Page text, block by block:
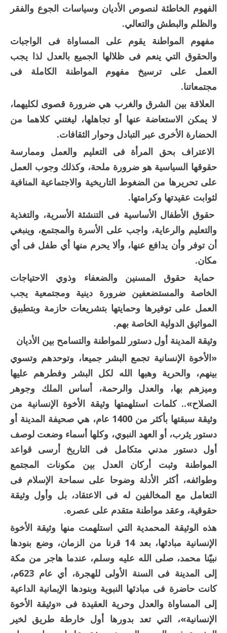
الفهوم الخاطئة لنصوص الأديان وسياسات الجوع والفقر
والظلم والبطش والتعالي.
مفهوم المواطنة يقوم على المساواة فى الواجبات
والحقوق التي ينعم فى ظلالها الجميع بالعدل لذا يجب
العمل على ترسيخ مفهوم المواطنة الكاملة فى
مجتمعاتنا.
العلاقة بين الشرق والغرب هي ضرورة قصوى لكليهما،
لا يمكن الاستعاضة عنها أو تجاهلها، ليغتني كلاهما من
الحضارة الأخرى عبر التبادل وحوار الثقافات.
الاعتراف بحق المرأة فى التعليم والعمل وممارسة
حقوقها السياسية هو ضرورة ملحة، وكذلك وجوب العمل
على تحريرها من الضغوط التاريخية والاجتماعية المنافية
لثوابت عقيدتها وكرامتها.
حقوق الأطفال الأساسية فى التنشئة الأسرية، والتغذية
والتعليم والرعاية، واجب على الأسرة والمجتمع، وينبغي
أن توفر وأن يدافع عنها، وألا يحرم منها أي طفل فى أي
مكان.
حماية حقوق المسنين والضعفاء وذوي الاحتياجات
الخاصة والمستضعفين ضرورة دينية ومجتمعية يجب
العمل على توفيرها وحمايتها بتشريعات حازمة وبتطبيق
المواثيق الدولية الخاصة بهم.
وثيقة المدينة أول دستور للمواطنة والتسامح بين الأديان
«الأخوة الإنسانية تجمع البشر جميعا، وتوحدهم وتسوي
بينهم، والحرية وهبها الله لكل البشر وفطرهم عليها
وميزهم بها، والعدل والرحمة، أساس الملك وجوهر
الصلاح».. كلمات استلهمتها وثيقة الأخوة الإنسانية من
وثيقة سبقتها بأكثر من 1400 عام، هي صحيفة المدينة أو
دستور يثرب، أو العهد النبوي، وكلها أسماء وضعت لوصف
أول دستور مدني متكامل فى التاريخ أرسى قواعد
المواطنة وثبت أركان العدل بين مكونات المجتمع
وطوائفه، أكثر الأدلة وضوحا على سماحة الإسلام فى
التعامل مع المخالفين له فى الاعتقاد، بل وأول وثيقة
حقوقية، وعقد مواطنة متقدم على عصره.
هذه الوثيقة المحمدية التي استلهمت منها وثيقة الأخوة
الإنسانية مبادئها، بعد 14 قرنا من الزمان، وضع بنودها
نبيّنا محمد، صلى الله عليه وسلم، عندما هاجر من مكة
إلى المدينة فى السنة الأولى للهجرة، أي عام 623م،
كانت حاضرة فى مبادئها النبوية وبنودها الإيمانية الداعية
إلى المساواة والعدل وحرية العقيدة فى «وثيقة الأخوة
الإنسانية»، التي تعد بدورها أول خارطة طريق لخير